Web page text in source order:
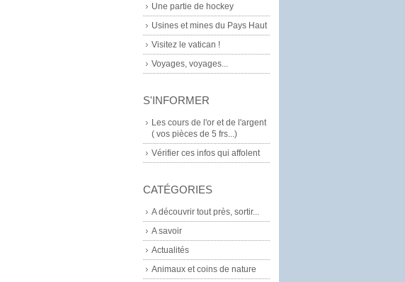
Une partie de hockey
Usines et mines du Pays Haut
Visitez le vatican !
Voyages, voyages...
S'INFORMER
Les cours de l'or et de l'argent
( vos pièces de 5 frs...)
Vérifier ces infos qui affolent
CATÉGORIES
A découvrir tout près, sortir...
A savoir
Actualités
Animaux et coins de nature